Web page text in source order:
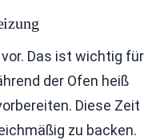
Das ist wichtig für
der Ofen heiß
Diese Zeit
zu backen.